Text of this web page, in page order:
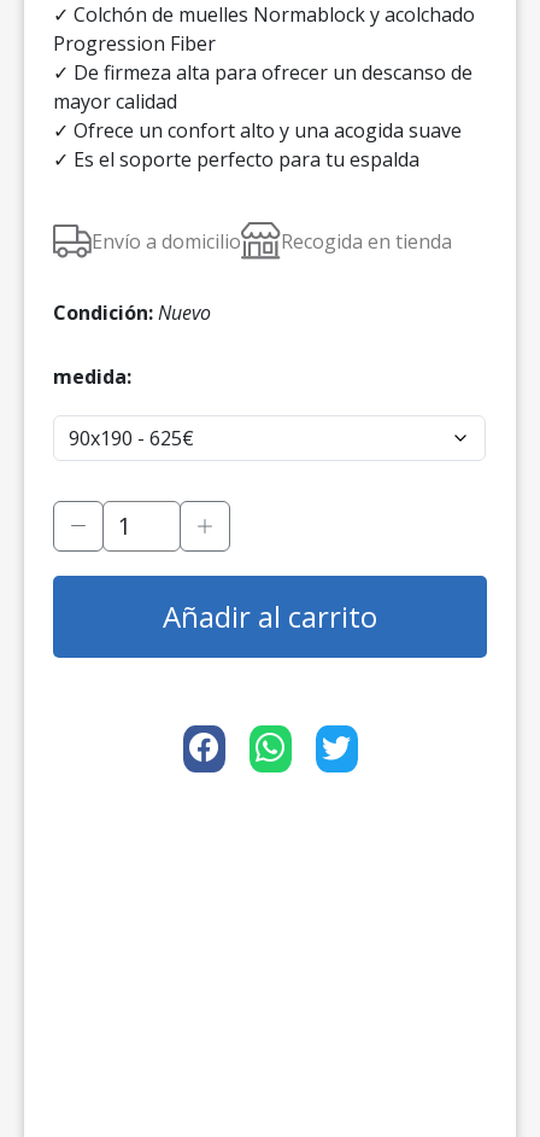
✓ Colchón de muelles Normablock y acolchado
Progression Fiber
✓ De firmeza alta para ofrecer un descanso de
mayor calidad
✓ Ofrece un confort alto y una acogida suave
✓ Es el soporte perfecto para tu espalda
Envío a domicilio Recogida en tienda
Condición:Nuevo
medida:
Añadir al carrito